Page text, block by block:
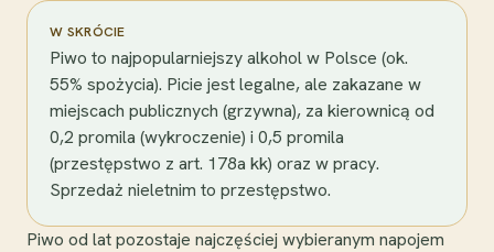
W SKRÓCIE
Piwo to najpopularniejszy alkohol w Polsce (ok.
55% spożycia). Picie jest legalne, ale zakazane w
miejscach publicznych (grzywna), za kierownicą od
0,2 promila (wykroczenie) i 0,5 promila
(przestępstwo z art. 178a kk) oraz w pracy.
Sprzedaż nieletnim to przestępstwo.
Piwo od lat pozostaje najczęściej wybieranym napojem